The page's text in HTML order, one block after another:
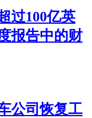
过100亿英
报告中的财
公司恢复工